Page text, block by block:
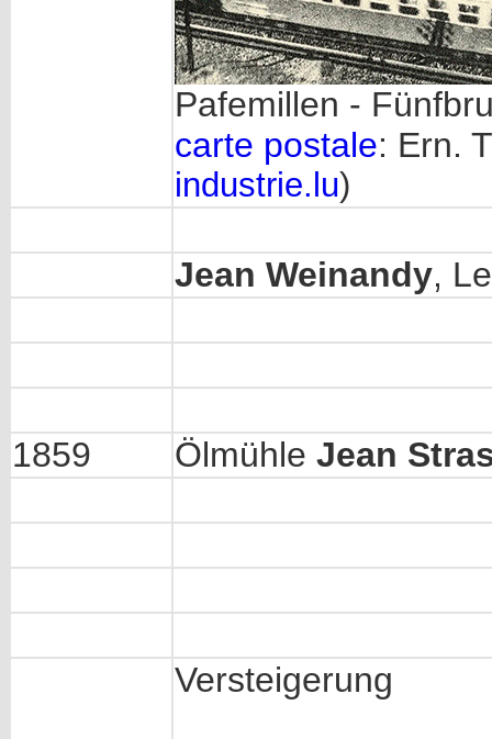
Pafemillen -
carte postale: Ern.
industrie.lu)
Jean Weinandy,
1859 Ölmühle Jean
Versteigerung